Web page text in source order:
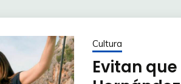
Cultura
Evitan